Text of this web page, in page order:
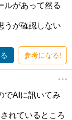
ルがあって然る
うが確認しない
参考になる!
でAIに訊いてみ
れているところ